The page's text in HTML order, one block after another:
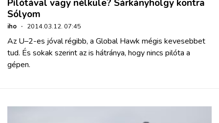
Pilótával vagy nélküle? Sárkányhölgy kontra
Sólyom
iho · 2014.03.12. 07:45
Az U–2-es jóval régibb, a Global Hawk mégis kevesebbet
tud. És sokak szerint az is hátránya, hogy nincs pilóta a
gépen.